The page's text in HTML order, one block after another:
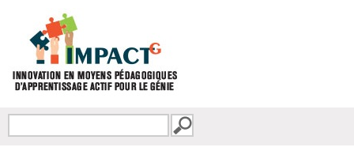
FORMULAIRE DE